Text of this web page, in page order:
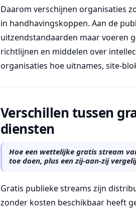
Daarom verschijnen organisaties
in handhavingskoppen. Aan de
uitzendstandaarden maar voeren
richtlijnen en middelen over
organisaties hoe uitnames, site-
Verschillen tussen
diensten
Hoe een wettelijke gratis stream
toe doen, plus een zij-aan-zij
Gratis publieke streams zijn
zonder kosten beschikbaar heeft